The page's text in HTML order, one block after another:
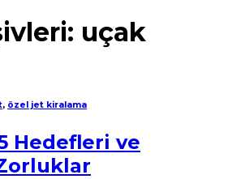
uçak
, özel jet kiralama
Hedefleri ve